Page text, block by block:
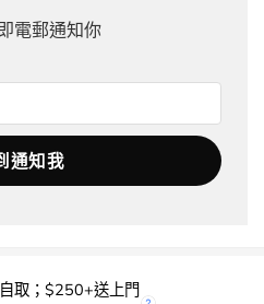
電郵通知你
取；$250+送上門